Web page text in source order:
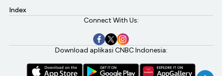
Index
Connect With Us:
Download aplikasi CNBC Indonesia: